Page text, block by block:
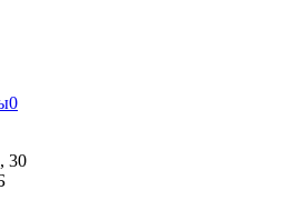
0
30